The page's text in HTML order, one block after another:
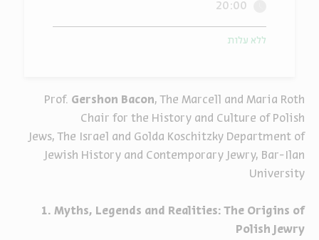
Prof. Gershon Bacon, The Marcell and Maria Roth
Chair for the History and Culture of Polish
Jews, The Israel and Golda Koschitzky Department of
Jewish History and Contemporary Jewry, Bar-Ilan
University
1. Myths, Legends and Realities: The Origins of
Polish Jewry
20:00
ללא עלות